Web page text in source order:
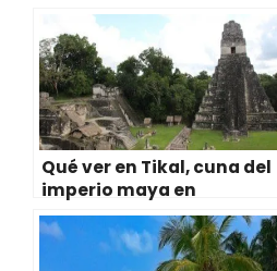
Guatemala, Belice y
Honduras
Qué ver en Tikal, cuna del
imperio maya en
Guatemala